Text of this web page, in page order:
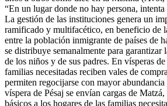
“En un lugar donde no hay persona, intenta
La gestión de las instituciones genera un
ramificado y multifacético, en beneficio de
entre la población inmigrante de países de
se distribuye semanalmente para garantizar
de los niños y de sus padres. En vísperas
familias necesitadas reciben vales de
permiten regocijarse con mayor
víspera de Pésaj se envían cargas de
básicos a los hogares de las familias